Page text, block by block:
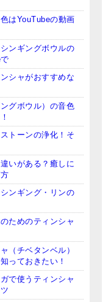
はYouTubeの動画
ンギングボウルの
シャがおすすめな
グボウル）の音色
トーンの浄化！そ
いがある？癒しに
ンギング・リンの
ためのティンシャ
（チベタンベル）
っておきたい！
で使うティンシャ